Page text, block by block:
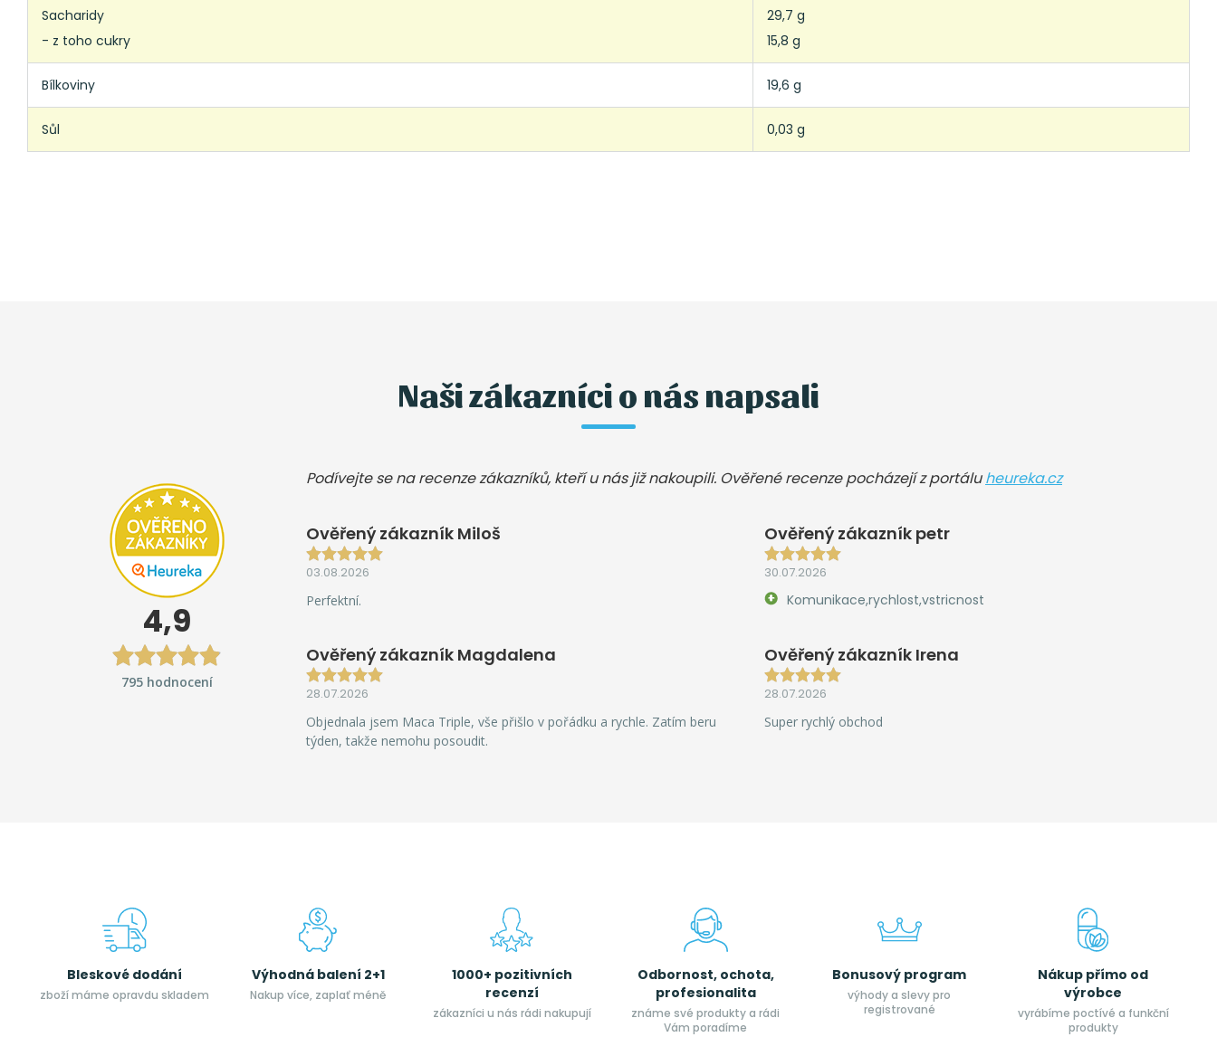
Sacharidy
- z toho cukry
29,7 g
15,8 g
Bílkoviny 19,6 g
Sůl 0,03 g
Naši zákazníci o nás napsali
4,9
795 hodnocení
Podívejte se na recenze zákazníků, kteří u nás již nakoupili. Ověřené recenze pocházejí z portáluheureka.cz
Ověřený zákazník Miloš
03.08.2026
Perfektní.
Ověřený zákazník petr
30.07.2026
Komunikace,rychlost,vstricnost
Ověřený zákazník Magdalena
28.07.2026
Objednala jsem Maca Triple, vše přišlo v pořádku a rychle. Zatím beru
týden, takže nemohu posoudit.
Ověřený zákazník Irena
28.07.2026
Super rychlý obchod
Bleskové dodání
zboží máme opravdu skladem
Výhodná balení 2+1
Nakup více, zaplať méně
1000+ pozitivních
recenzí
zákazníci u nás rádi nakupují
Odbornost, ochota,
profesionalita
známe své produkty a rádi
Vám poradíme
Bonusový program
výhody a slevy pro
registrované
Nákup přímo od
výrobce
vyrábíme poctívé a funkční
produkty